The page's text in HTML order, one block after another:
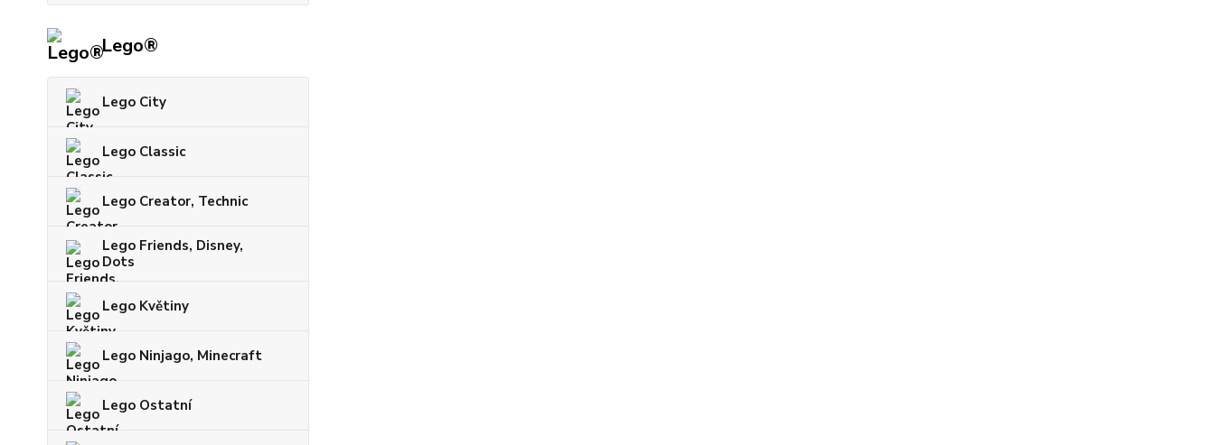
Lego®
Lego City
Lego Classic
Lego Creator, Technic
Lego Friends, Disney,
Dots
Lego Květiny
Lego Ninjago, Minecraft
Lego Ostatní